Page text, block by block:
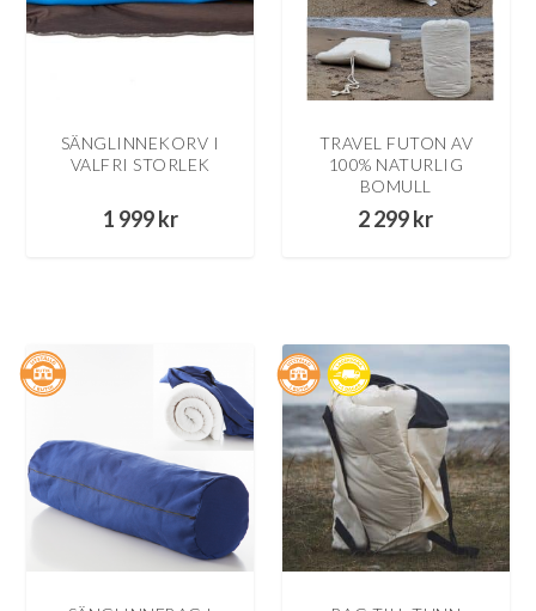
SÄNGLINNEKORV I
VALFRI STORLEK
1 999kr
TRAVEL FUTON AV
100% NATURLIG
BOMULL
2 299kr